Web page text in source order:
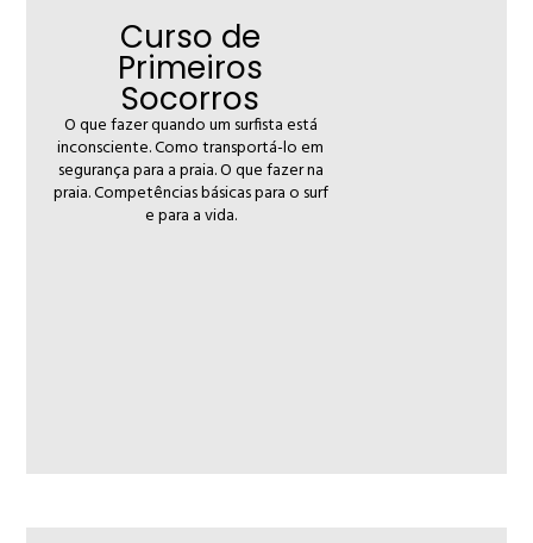
Curso de
Primeiros
Socorros
O que fazer quando um surfista está
inconsciente. Como transportá-lo em
segurança para a praia. O que fazer na
praia. Competências básicas para o surf
e para a vida.